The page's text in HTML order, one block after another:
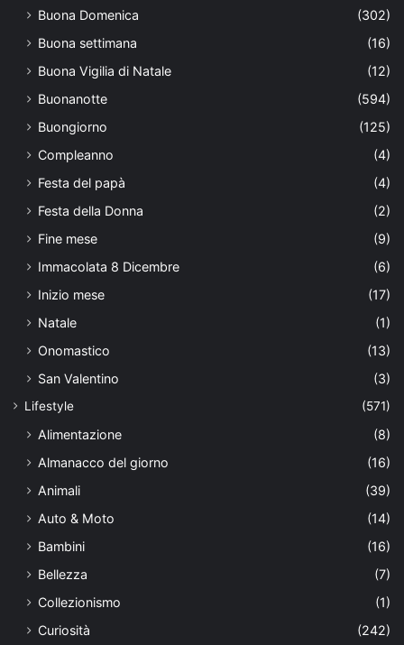
Buona Domenica
(302)
Buona settimana
(16)
Buona Vigilia di Natale
(12)
Buonanotte
(594)
Buongiorno
(125)
Compleanno
(4)
Festa del papà
(4)
Festa della Donna
(2)
Fine mese
(9)
Immacolata 8 Dicembre
(6)
Inizio mese
(17)
Natale
(1)
Onomastico
(13)
San Valentino
(3)
Lifestyle (571)
Alimentazione
(8)
Almanacco del giorno
(16)
Animali
(39)
Auto & Moto
(14)
Bambini
(16)
Bellezza
(7)
Collezionismo
(1)
Curiosità
(242)